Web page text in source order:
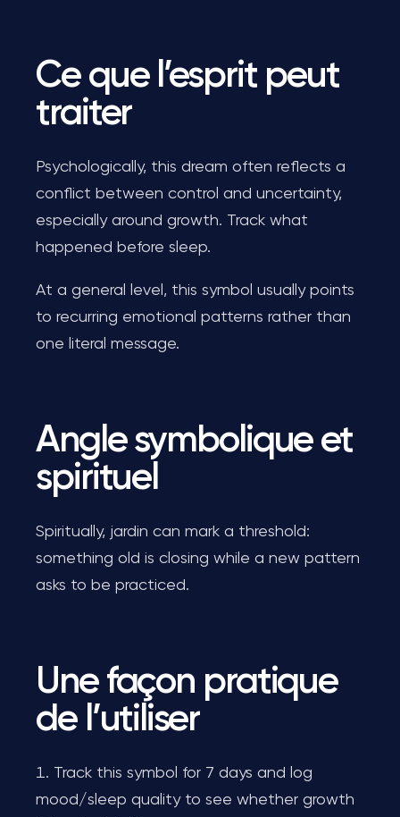
Ce que l’esprit peut
traiter
Psychologically, this dream often reflects a
conflict between control and uncertainty,
especially around growth. Track what
happened before sleep.
At a general level, this symbol usually points
to recurring emotional patterns rather than
one literal message.
Angle symbolique et
spirituel
Spiritually, jardin can mark a threshold:
something old is closing while a new pattern
asks to be practiced.
Une façon pratique
de l’utiliser
Track this symbol for 7 days and log
mood/sleep quality to see whether growth